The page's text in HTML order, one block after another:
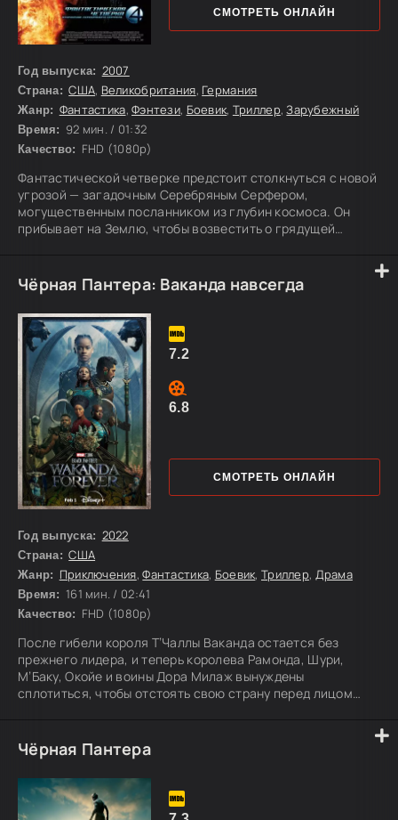
Год выпуска: 2007
Страна: США, Великобритания, Германия
Жанр: Фантастика,Фэнтези, Боевик, Триллер,Зарубежный
Время: 92 мин. / 01:32
Качество: FHD (1080p)
Фантастической четверке предстоит столкнуться с новой
угрозой — загадочным Серебряным Серфером,
могущественным посланником из глубин космоса. Он
прибывает на Землю, чтобы возвестить о грядущей
Рид, Сью, Джонни и Бен пытаются раскрыть его истинные
цели и найти способ остановить катастрофу. Ситуация
становится еще опаснее, когда на их пути снова
появляется давний враг — доктор Дум.
СМОТРЕТЬ ОНЛАЙН
Чёрная Пантера: Ваканда навсегда
Год выпуска: 2022
Страна: США
Жанр: Приключения,Фантастика, Боевик, Триллер, Драма
Время: 161 мин. / 02:41
Качество: FHD (1080p)
После гибели короля Т’Чаллы Ваканда остается без
прежнего лидера, и теперь королева Рамонда, Шури,
М’Баку, Окойе и воины Дора Милаж вынуждены
сплотиться, чтобы отстоять свою страну перед лицом
в его судьбу, защитникам Ваканды предстоит бороться за
независимость, будущее народа и право самим решать
свою участь.
СМОТРЕТЬ ОНЛАЙН
7.2
6.8
Чёрная Пантера